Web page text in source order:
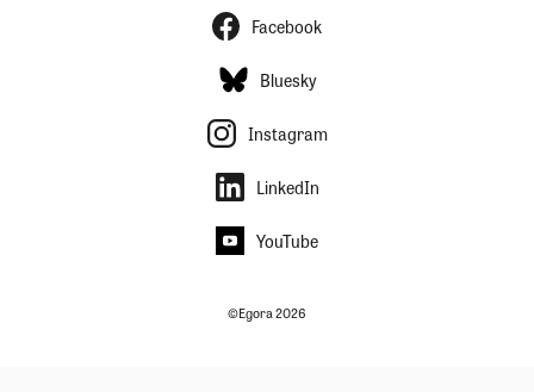
Facebook
Bluesky
Instagram
LinkedIn
YouTube
©Egora 2026